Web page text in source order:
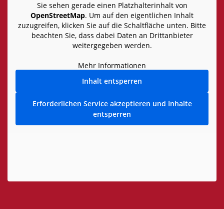
Sie sehen gerade einen Platzhalterinhalt von
OpenStreetMap. Um auf den eigentlichen Inhalt
zuzugreifen, klicken Sie auf die Schaltfläche unten. Bitte
beachten Sie, dass dabei Daten an Drittanbieter
weitergegeben werden.
Mehr Informationen
Inhalt entsperren
Erforderlichen Service akzeptieren und Inhalte
entsperren